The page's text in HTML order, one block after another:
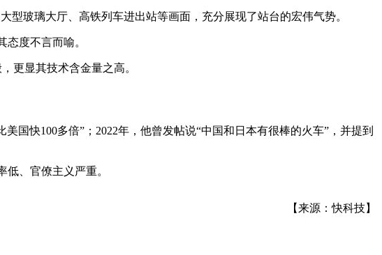
玻璃大厅、高铁列车进出站等画面，充分展现了站台的宏伟气势。
度不言而喻。
更显其技术含金量之高。
国快100多倍”；2022年，他曾发帖说“中国和日本有很棒的火车”，并提到
、官僚主义严重。
【来源：快科技】